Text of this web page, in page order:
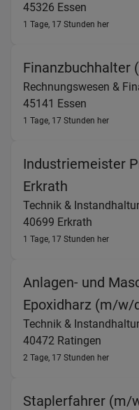
45326 Essen
1 Tage, 17 Stunden her
Finanzbuchhalter
Rechnungswesen &
45141 Essen
1 Tage, 17 Stunden her
Industriemeister
Erkrath
Technik &
40699 Erkrath
1 Tage, 17 Stunden her
Anlagen- und
Epoxidharz (m/w/
Technik &
40472 Ratingen
2 Tage, 17 Stunden her
Staplerfahrer (m/